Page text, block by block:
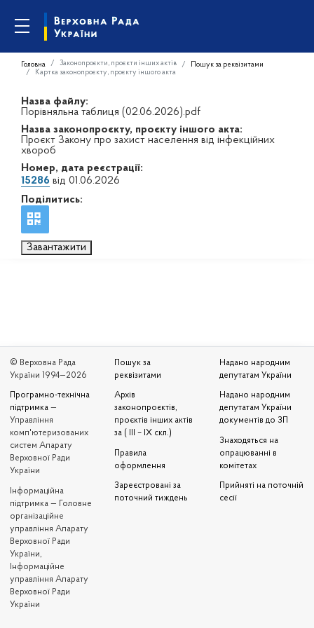
Головна Законопроєкти, проєкти інших актів
Пошук за реквізитами
Картка законопроєкту, проєкту іншого акта
Назва файлу:
Порівняльна таблиця (02.06.2026).pdf
Назва законопроєкту, проєкту іншого акта:
Проєкт Закону про захист населення від інфекційних
хвороб
Номер, дата реєстрації:
15286 від 01.06.2026
Поділитись:
Завантажити
© Верховна Рада
України 1994—2026
Програмно-технічна
підтримка —
Управління
комп'ютеризованих
систем Апарату
Верховної Ради
України
Iнформаційна
підтримка — Головне
організаційне
управління Апарату
Верховної Ради
України,
Інформаційне
управління Апарату
Верховної Ради
України
Пошук за
реквізитами
Архів
законопроєктів,
проєктів інших актів
за ( III – IX скл.)
Правила
оформлення
Зареєстровані за
поточний тиждень
Надано народним
депутатам України
Надано народним
депутатам України
документів до ЗП
Знаходяться на
опрацюванні в
комітетах
Прийняті на поточній
сесії